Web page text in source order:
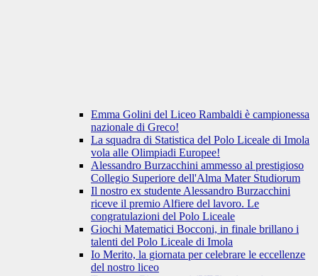
Emma Golini del Liceo Rambaldi è campionessa
nazionale di Greco!
La squadra di Statistica del Polo Liceale di Imola
vola alle Olimpiadi Europee!
Alessandro Burzacchini ammesso al prestigioso
Collegio Superiore dell'Alma Mater Studiorum
Il nostro ex studente Alessandro Burzacchini
riceve il premio Alfiere del lavoro. Le
congratulazioni del Polo Liceale
Giochi Matematici Bocconi, in finale brillano i
talenti del Polo Liceale di Imola
Io Merito, la giornata per celebrare le eccellenze
del nostro liceo